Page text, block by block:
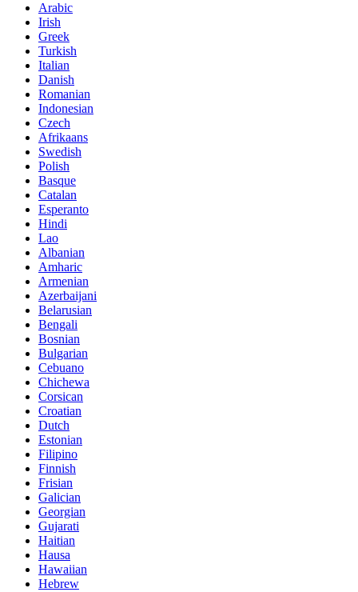
Arabic
Irish
Greek
Turkish
Italian
Danish
Romanian
Indonesian
Czech
Afrikaans
Swedish
Polish
Basque
Catalan
Esperanto
Hindi
Lao
Albanian
Amharic
Armenian
Azerbaijani
Belarusian
Bengali
Bosnian
Bulgarian
Cebuano
Chichewa
Corsican
Croatian
Dutch
Estonian
Filipino
Finnish
Frisian
Galician
Georgian
Gujarati
Haitian
Hausa
Hawaiian
Hebrew